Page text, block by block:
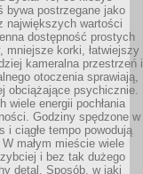
bywa postrzegane jako
największych wartości
dostępność prostych
mniejsze korki, łatwiejszy
kameralna przestrzeń i
otoczenia sprawiają,
obciążające psychicznie.
wiele energii pochłania
Godziny spędzone w
i ciągłe tempo powodują
małym mieście wiele
i bez tak dużego
detal. Sposób, w jaki